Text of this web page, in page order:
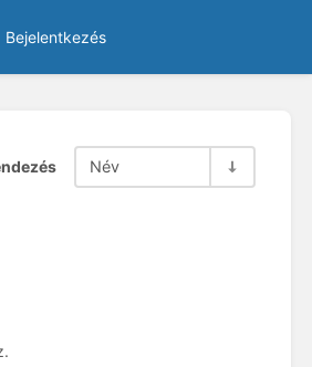
Bejelentkezés
Név